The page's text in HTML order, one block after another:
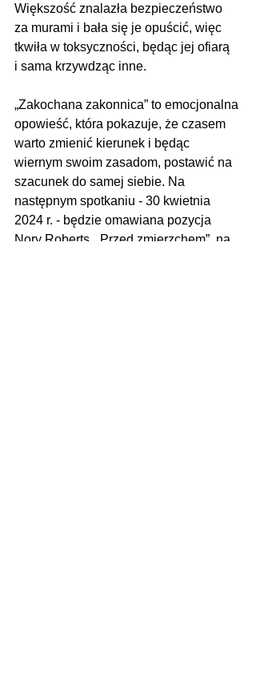
Większość znalazła bezpieczeństwo
za murami i bała się je opuścić, więc
tkwiła w toksyczności, będąc jej ofiarą
i sama krzywdząc inne.
„Zakochana zakonnica” to emocjonalna
opowieść, która pokazuje, że czasem
warto zmienić kierunek i będąc
wiernym swoim zasadom, postawić na
szacunek do samej siebie. Na
następnym spotkaniu - 30 kwietnia
2024 r. - będzie omawiana pozycja
Nory Roberts  „Przed zmierzchem”, na